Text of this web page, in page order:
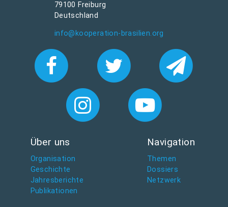
79100 Freiburg
Deutschland
info@kooperation-brasilien.org
Über uns
Organisation
Geschichte
Jahresberichte
Publikationen
Navigation
Themen
Dossiers
Netzwerk